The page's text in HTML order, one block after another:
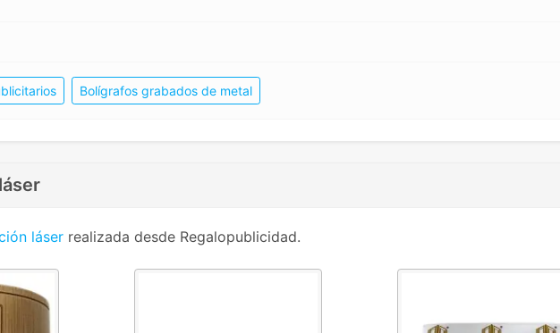
Bolígrafos grabados de metal
láser realizada desde Regalopublicidad.